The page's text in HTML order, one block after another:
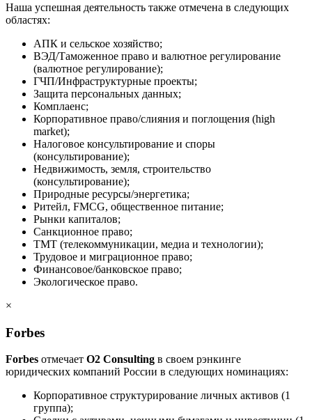
Наша успешная деятельность также отмечена в следующих
областях:
АПК и сельское хозяйство;
ВЭД/Таможенное право и валютное регулирование
(валютное регулирование);
ГЧП/Инфраструктурные проекты;
Защита персональных данных;
Комплаенс;
Корпоративное право/слияния и поглощения (high
market);
Налоговое консультирование и споры
(консультирование);
Недвижимость, земля, строительство
(консультирование);
Природные ресурсы/энергетика;
Ритейл, FMCG, общественное питание;
Рынки капиталов;
Санкционное право;
ТМТ (телекоммуникации, медиа и технологии);
Трудовое и миграционное право;
Финансовое/банковское право;
Экологическое право.
×
Forbes
Forbes отмечает O2 Consulting в своем рэнкинге
юридических компаний России в следующих номинациях:
Корпоративное структурирование личных активов (1
группа);